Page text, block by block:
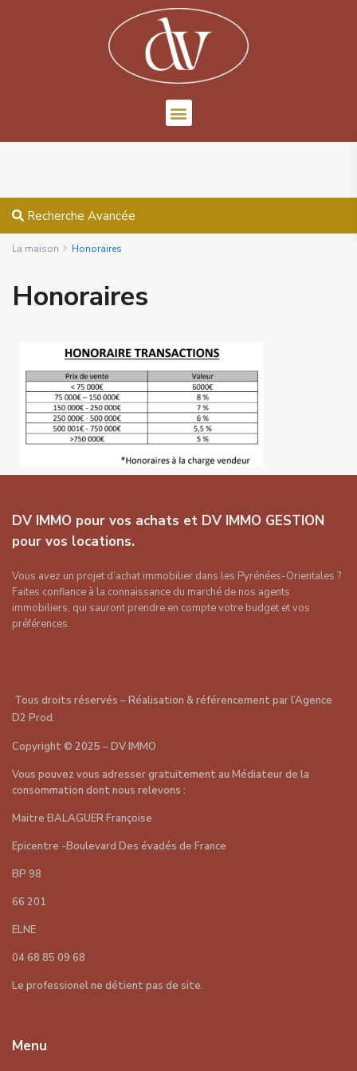
Recherche Avancée
La maison Honoraires
Honoraires
DV IMMO pour vos achats et DV IMMO GESTION
pour vos locations.
Vous avez un projet d’achat immobilier dans les Pyrénées-Orientales ?
Faites confiance à la connaissance du marché de nos agents
immobiliers, qui sauront prendre en compte votre budget et vos
préférences.
Tous droits réservés – Réalisation & référencement parl’Agence
D2 Prod.
Copyright© 2025 – DV IMMO
Vous pouvez vous adresser gratuitement au Médiateur de la
consommation dont nous relevons :
Maitre BALAGUER Françoise
Epicentre -Boulevard Des évadés de France
BP 98
66 201
ELNE
04 68 85 09 68
Le professionel ne détient pas de site.
Menu